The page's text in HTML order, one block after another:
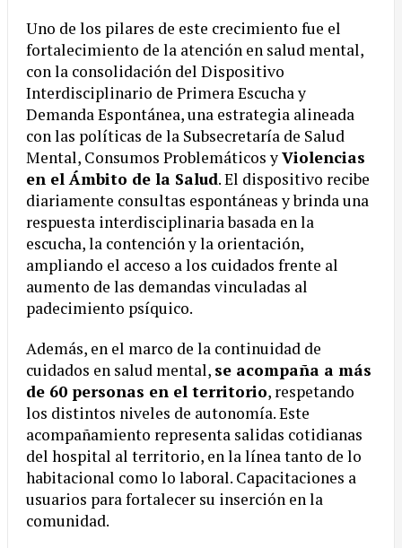
Uno de los pilares de este crecimiento fue el
fortalecimiento de la atención en salud mental,
con la consolidación del Dispositivo
Interdisciplinario de Primera Escucha y
Demanda Espontánea, una estrategia alineada
con las políticas de la Subsecretaría de Salud
Mental, Consumos Problemáticos yViolencias
en el Ámbito de la Salud. El dispositivo recibe
diariamente consultas espontáneas y brinda una
respuesta interdisciplinaria basada en la
escucha, la contención y la orientación,
ampliando el acceso a los cuidados frente al
aumento de las demandas vinculadas al
padecimiento psíquico.
Además, en el marco de la continuidad de
cuidados en salud mental, se acompaña a más
de 60 personas en el territorio, respetando
los distintos niveles de autonomía. Este
acompañamiento representa salidas cotidianas
del hospital al territorio, en la línea tanto de lo
habitacional como lo laboral. Capacitaciones a
usuarios para fortalecer su inserción en la
comunidad.